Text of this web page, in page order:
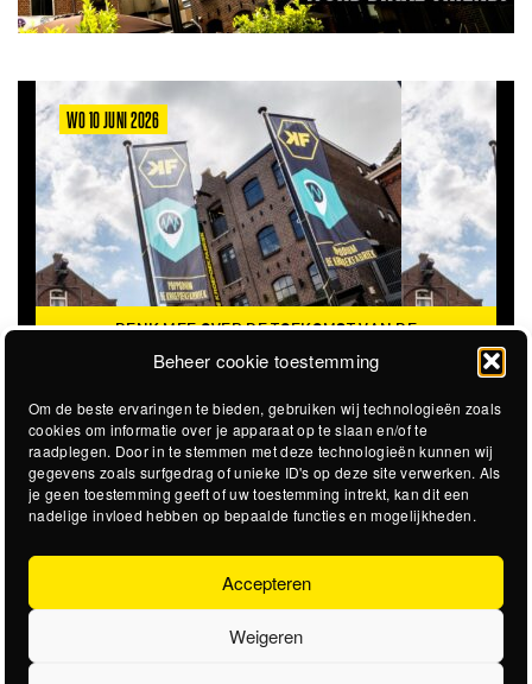
Beheer cookie toestemming
Om de beste ervaringen te bieden, gebruiken wij technologieën zoals
cookies om informatie over je apparaat op te slaan en/of te
raadplegen. Door in te stemmen met deze technologieën kunnen wij
gegevens zoals surfgedrag of unieke ID's op deze site verwerken. Als
je geen toestemming geeft of uw toestemming intrekt, kan dit een
nadelige invloed hebben op bepaalde functies en mogelijkheden.
Accepteren
Weigeren
WO 10 JUNI 2026
DENK MEE OVER DE TOEKOMST VAN DE
KROEPOEKFABRIEK